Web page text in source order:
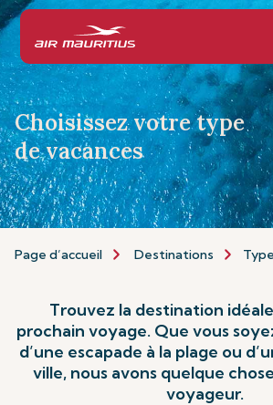
Choisissez votre type
de vacances
Page d’accueil Destinations
Trouvez la destination
prochain voyage. Que vous
d’une escapade à la plage ou
ville, nous avons quelque
voyageur.